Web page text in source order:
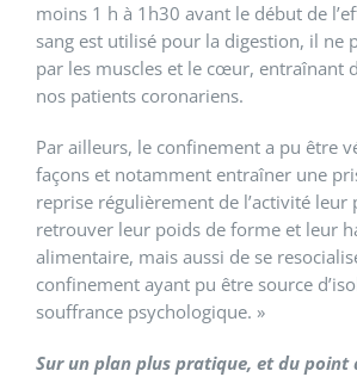
moins 1 h à 1h30 avant le début de
sang est utilisé pour la digestion, il ne
par les muscles et le cœur, entraînant
nos patients coronariens.
Par ailleurs, le confinement a pu être
façons et notamment entraîner une
reprise régulièrement de l’activité leur
retrouver leur poids de forme et leur
alimentaire, mais aussi de se
confinement ayant pu être source
souffrance psychologique. »
Sur un plan plus pratique, et du point